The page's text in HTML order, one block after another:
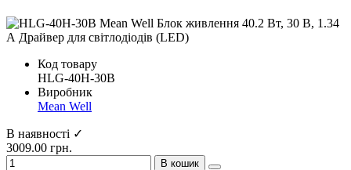
Код товару
HLG-40H-30B
Виробник
Mean Well
В наявності ✓
3009.00 грн.
В кошик